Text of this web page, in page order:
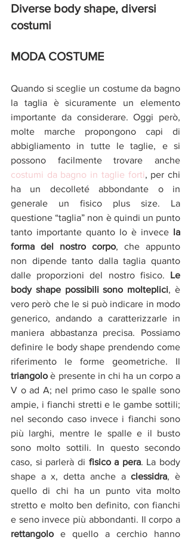
Diverse body shape, diversi
costumi
MODA COSTUME
Quando si sceglie un costume da bagno
la taglia è sicuramente un elemento
importante da considerare. Oggi però,
molte marche propongono capi di
abbigliamento in tutte le taglie, e si
costumi da bagno in taglie forti, per chi
ha un decolleté abbondante o in
generale un fisico plus size. La
questione “taglia” non è quindi un punto
tanto importante quanto lo è invece
la
forma del nostro corpo, che appunto
non dipende tanto dalla taglia quanto
dalle proporzioni del nostro fisico.
Le
body shape possibili sono molteplici, è
vero però che le si può indicare in modo
generico, andando a caratterizzarle in
maniera abbastanza precisa. Possiamo
definire le body shape prendendo come
triangolo è presente in chi ha un corpo a
V o ad A; nel primo caso le spalle sono
ampie, i fianchi stretti e le gambe sottili;
nel secondo caso invece i fianchi sono
più larghi, mentre le spalle e il busto
sono molto sottili. In questo secondo
caso, si parlerà di fisico a pera. La body
shape a x, detta anche a clessidra, è
quello di chi ha un punto vita molto
stretto e molto ben definito, con fianchi
rettangolo e quello a cerchio hanno